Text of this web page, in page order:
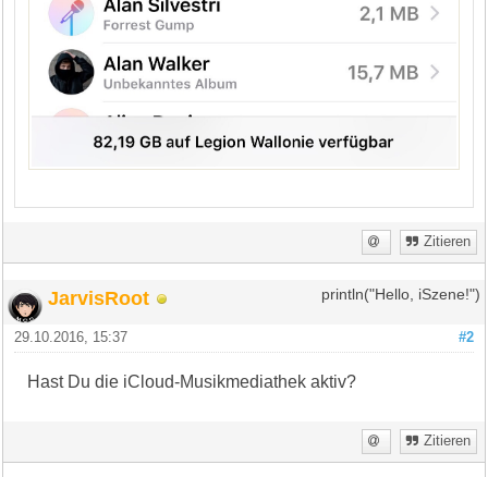
Zitieren
JarvisRoot println("Hello, iSzene!")
#2
29.10.2016, 15:37
Hast Du die iCloud-Musikmediathek aktiv?
Zitieren